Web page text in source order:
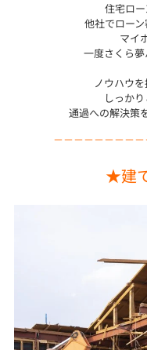
住宅ロ
他社でロー
マイ
一度さくら
ノウハウ
しっか
通過への解決策
－－－－－－－－
★建